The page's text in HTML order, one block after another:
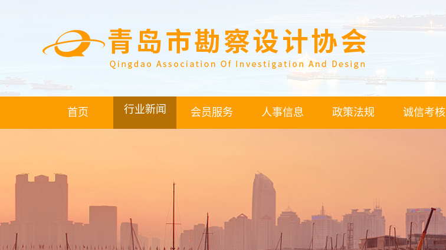
首页 行业新闻 会员服务 人事信息 政策法规 诚信考核